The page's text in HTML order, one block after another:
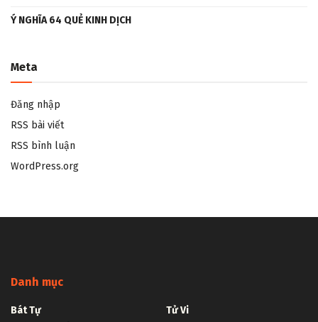
Ý NGHĨA 64 QUẺ KINH DỊCH
Meta
Đăng nhập
RSS bài viết
RSS bình luận
WordPress.org
Danh mục
Bát Tự
Tử Vi